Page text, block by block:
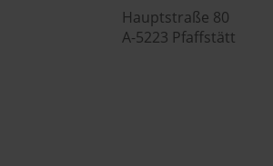
Hauptstraße 80
A-5223 Pfaffstätt